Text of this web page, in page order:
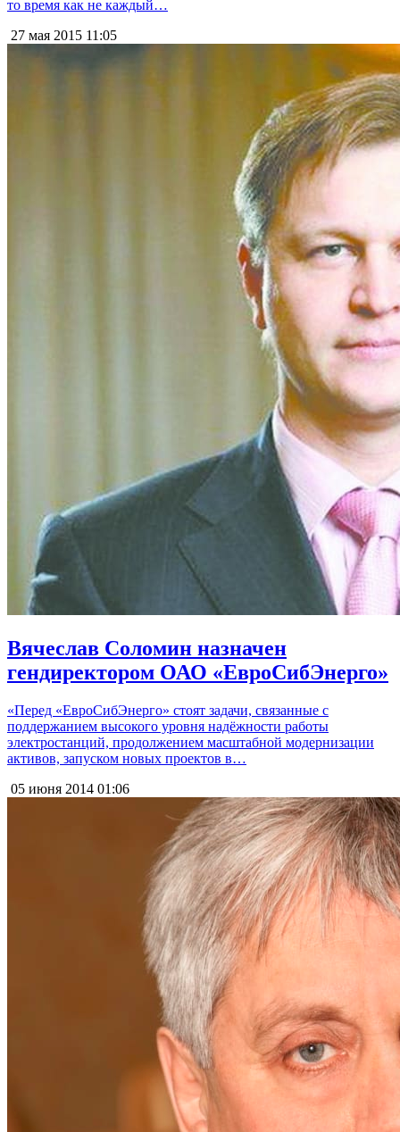
то время как не каждый…
27 мая 2015 11:05
Вячеслав Соломин назначен
гендиректором ОАО «ЕвроСибЭнерго»
«Перед «ЕвроСибЭнерго» стоят задачи, связанные с
поддержанием высокого уровня надёжности работы
электростанций, продолжением масштабной модернизации
активов, запуском новых проектов в…
05 июня 2014 01:06